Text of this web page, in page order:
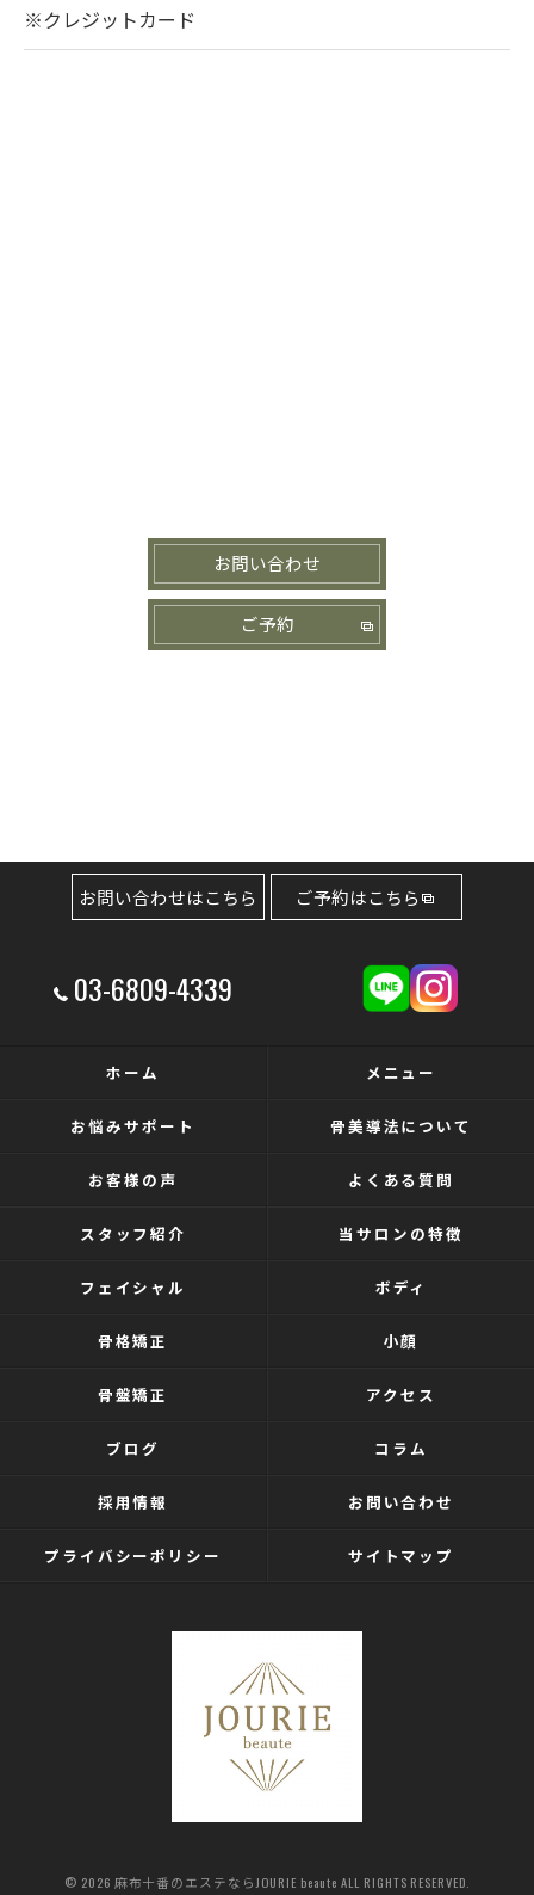
※クレジットカード
お問い合わせ
ご予約
03-6809-4339
お問い合わせはこちら ご予約はこちら
ホーム メニュー
お悩みサポート 骨美導法について
お客様の声 よくある質問
スタッフ紹介 当サロンの特徴
フェイシャル ボディ
骨格矯正 小顔
骨盤矯正 アクセス
ブログ コラム
採用情報 お問い合わせ
プライバシーポリシー サイトマップ
© 2026 麻布十番のエステならJOURIE beaute ALL RIGHTS RESERVED.